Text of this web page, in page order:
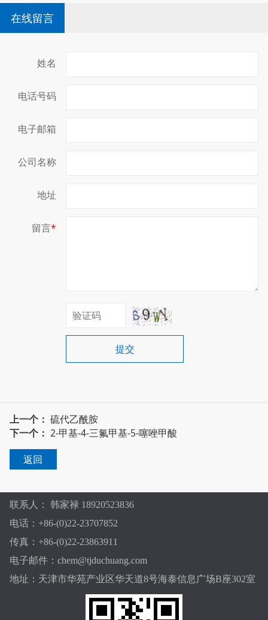
在线留言
姓名
电话号码
电子邮箱
公司名称
地址
留言*
提交
上一个： 硫代乙酰胺
下一个： 2-甲基-4-三氟甲基-5-噻唑甲酸
返回
联系人： 韩家禄 18920523836
电话：+86-(0)22-23707852
传真：+86-(0)22-23863911
电子邮件：chem@tjduchuang.com
地址：天津市华苑产业区华天道8号海泰信息广场B座302室